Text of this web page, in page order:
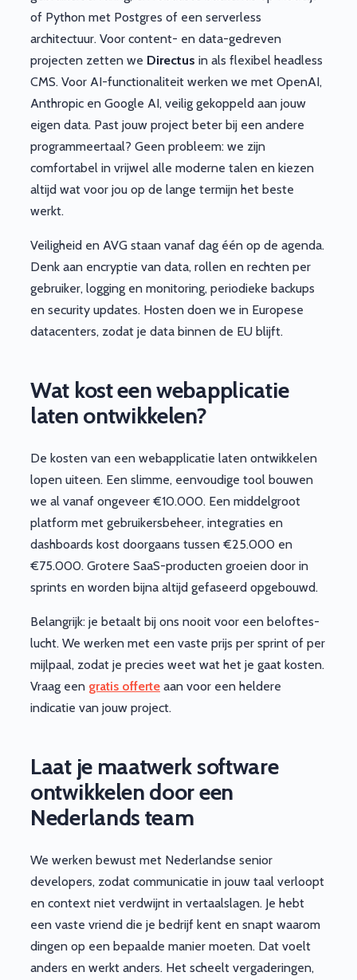
of Python met Postgres of een serverless
architectuur. Voor content- en data-gedreven
projecten zetten we Directus in als flexibel headless
CMS. Voor AI-functionaliteit werken we met OpenAI,
Anthropic en Google AI, veilig gekoppeld aan jouw
eigen data. Past jouw project beter bij een andere
programmeertaal? Geen probleem: we zijn
comfortabel in vrijwel alle moderne talen en kiezen
altijd wat voor jou op de lange termijn het beste
werkt.
Veiligheid en AVG staan vanaf dag één op de agenda.
Denk aan encryptie van data, rollen en rechten per
gebruiker, logging en monitoring, periodieke backups
en security updates. Hosten doen we in Europese
datacenters, zodat je data binnen de EU blijft.
Wat kost een webapplicatie
laten ontwikkelen?
De kosten van een webapplicatie laten ontwikkelen
lopen uiteen. Een slimme, eenvoudige tool bouwen
we al vanaf ongeveer €10.000. Een middelgroot
platform met gebruikersbeheer, integraties en
dashboards kost doorgaans tussen €25.000 en
€75.000. Grotere SaaS-producten groeien door in
sprints en worden bijna altijd gefaseerd opgebouwd.
Belangrijk: je betaalt bij ons nooit voor een beloftes-
lucht. We werken met een vaste prijs per sprint of per
mijlpaal, zodat je precies weet wat het je gaat kosten.
Vraag een gratis offerte aan voor een heldere
indicatie van jouw project.
Laat je maatwerk software
ontwikkelen door een
Nederlands team
We werken bewust met Nederlandse senior
developers, zodat communicatie in jouw taal verloopt
en context niet verdwijnt in vertaalslagen. Je hebt
een vaste vriend die je bedrijf kent en snapt waarom
dingen op een bepaalde manier moeten. Dat voelt
anders en werkt anders. Het scheelt vergaderingen,